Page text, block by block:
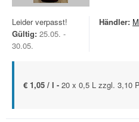
Leider verpasst!
Gültig: 25.05. -
30.05.
Händler:
€ 1,05 / l - 20 x 0,5 L zzgl. 3,10